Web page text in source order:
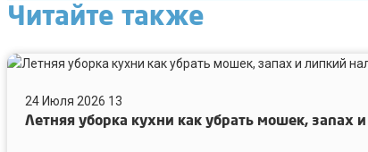
Читайте также
Летняя
кухни
как
24 Июля 2026 13
Летняя уборка кухни как убрать мошек, запах